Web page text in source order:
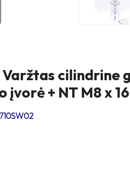
Varžtas cilindrine
įvorė + NT M8 x